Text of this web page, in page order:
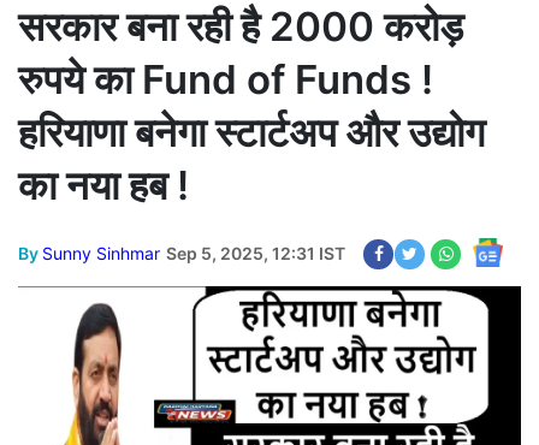
सरकार बना रही है 2000 करोड़
रुपये का Fund of Funds !
हरियाणा बनेगा स्टार्टअप और उद्योग
का नया हब !
By Sunny Sinhmar Sep 5, 2025, 12:31 IST